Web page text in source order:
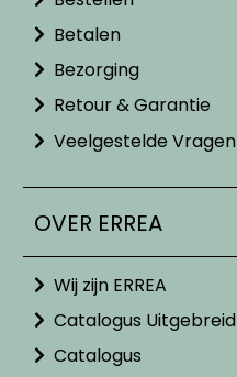
Betalen
Bezorging
Retour & Garantie
Veelgestelde Vragen
OVER ERREA
Wij zijn ERREA
Catalogus Uitgebreid
Catalogus